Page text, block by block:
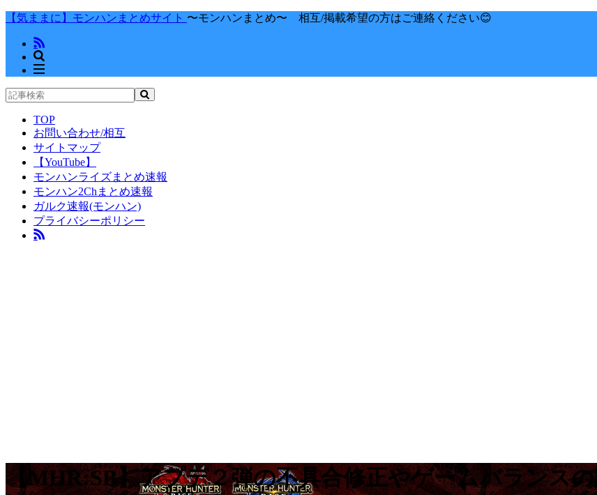
【気ままに】モンハンまとめサイト 〜モンハンまとめ〜 相互/掲載希望の方はご連絡ください😊
TOP
お問い合わせ/相互
サイトマップ
【YouTube】
モンハンライズまとめ速報
モンハン2Chまとめ速報
ガルク速報(モンハン)
プライバシーポリシー
【MHR:SB】アプデ２弾の不具合修正やゲームバランス